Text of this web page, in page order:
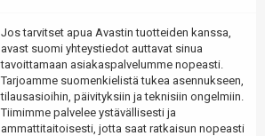
Jos tarvitset apua Avastin tuotteiden kanssa,
avast suomi yhteystiedot auttavat sinua
tavoittamaan asiakaspalvelumme nopeasti.
Tarjoamme suomenkielistä tukea asennukseen,
tilausasioihin, päivityksiin ja teknisiin ongelmiin.
Tiimimme palvelee ystävällisesti ja
ammattitaitoisesti, jotta saat ratkaisun nopeasti